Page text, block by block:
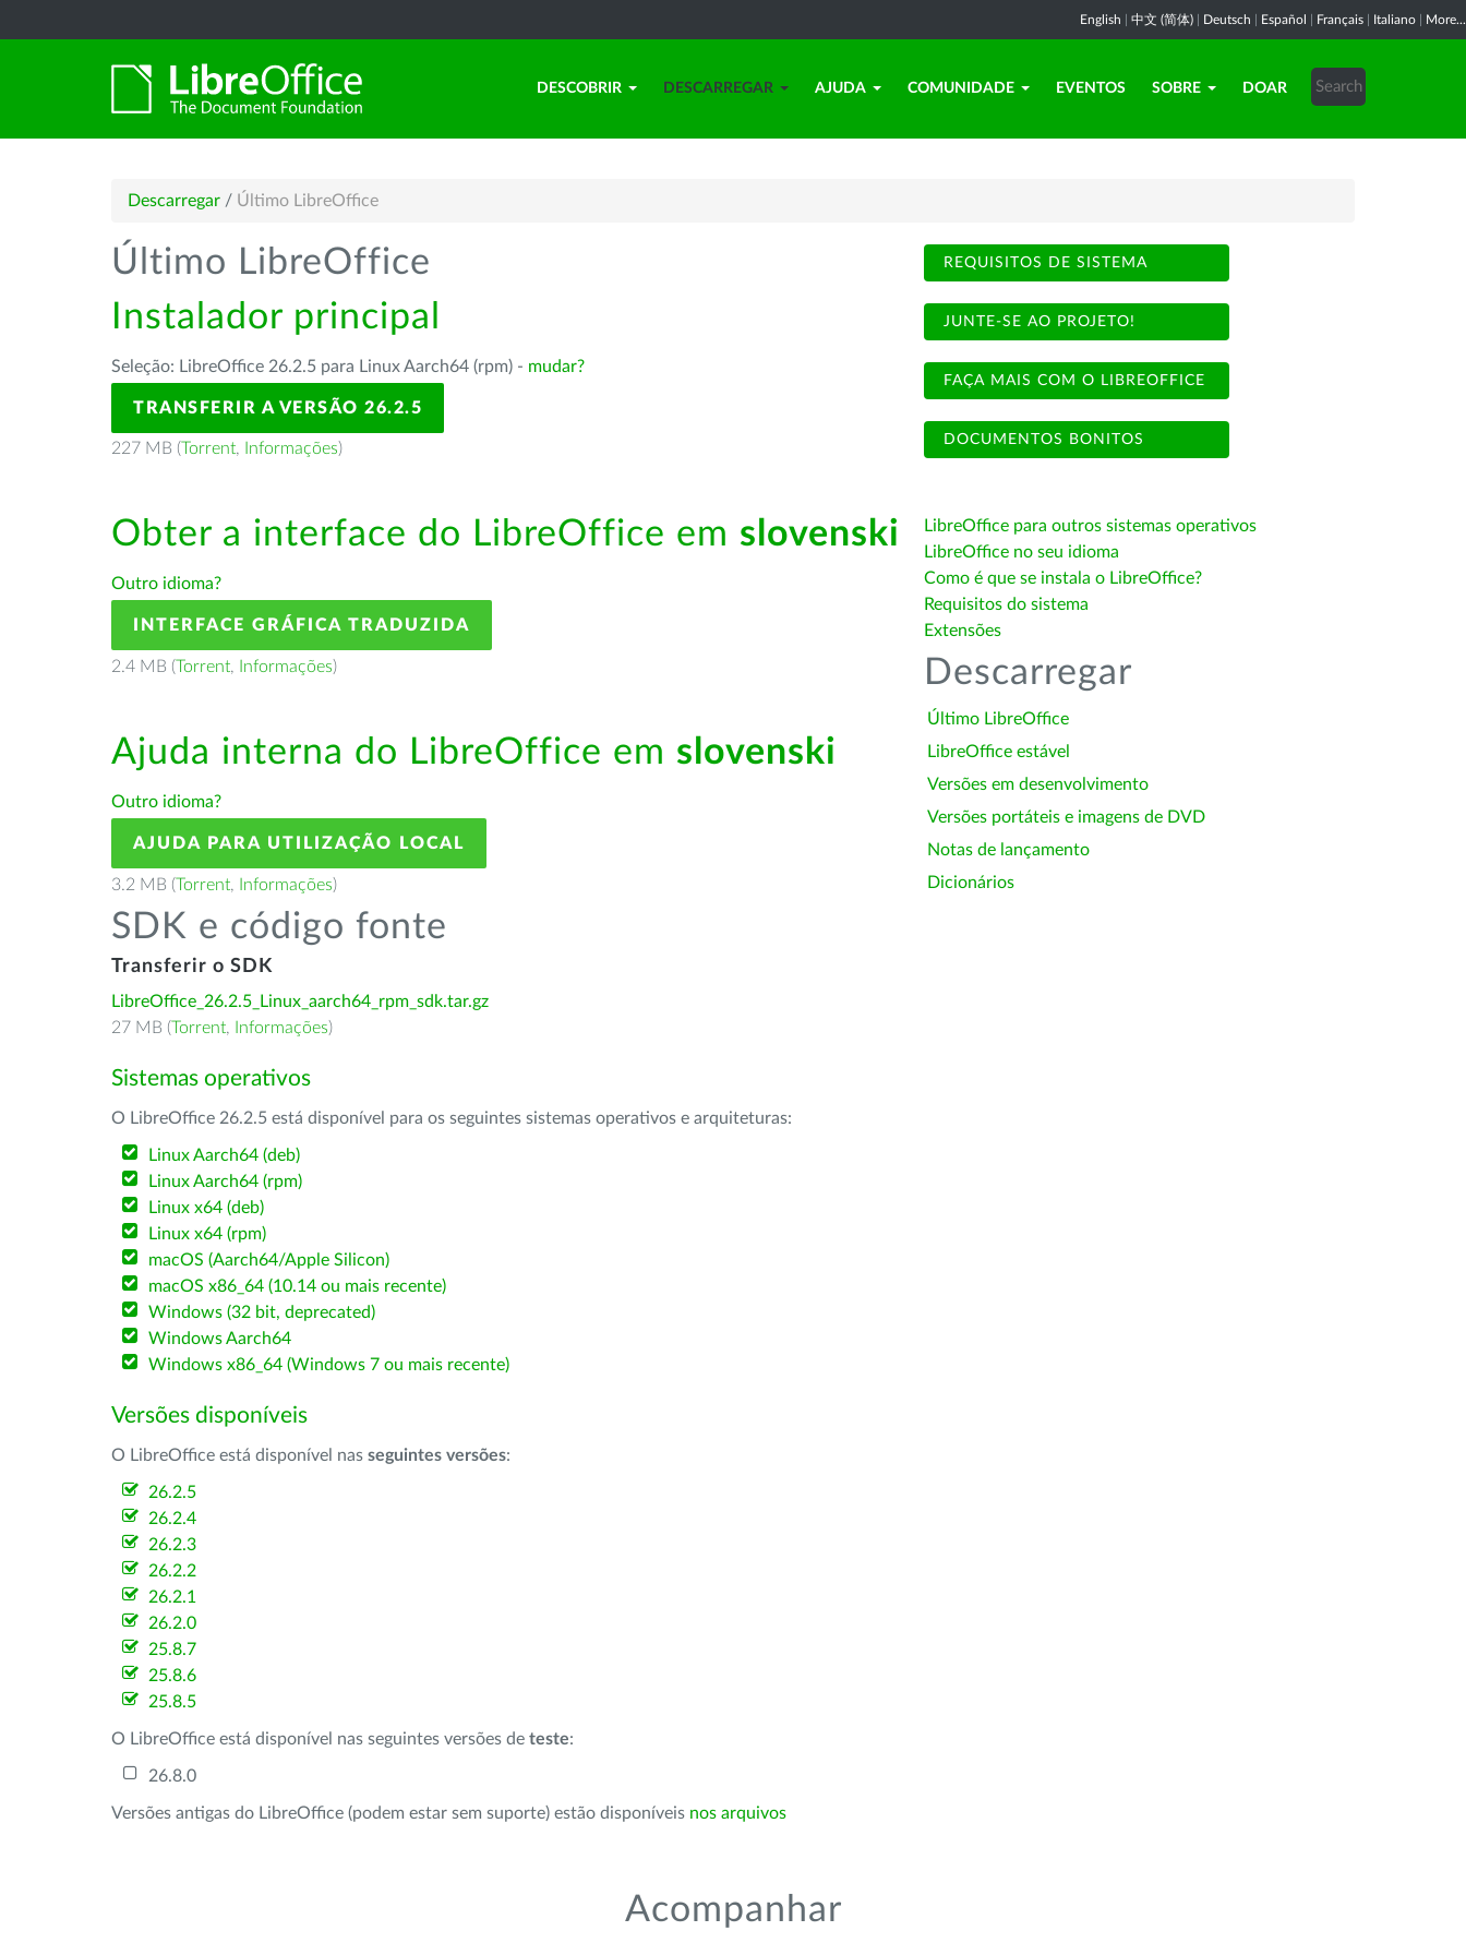
English 中文 (简体) Deutsch Español Français Italiano More...
DESCOBRIR DESCARREGAR AJUDA COMUNIDADE EVENTOS SOBRE DOAR
Descarregar / Último LibreOffice
Último LibreOffice
Instalador principal
Seleção: LibreOffice 26.2.5 para Linux Aarch64 (rpm) - mudar?
TRANSFERIR A VERSÃO 26.2.5
227 MB (Torrent, Informações)
Obter a interface do LibreOffice em slovenski
Outro idioma?
INTERFACE GRÁFICA TRADUZIDA
2.4 MB (Torrent, Informações)
Ajuda interna do LibreOffice em slovenski
Outro idioma?
AJUDA PARA UTILIZAÇÃO LOCAL
3.2 MB (Torrent, Informações)
SDK e código fonte
Transferir o SDK
LibreOffice_26.2.5_Linux_aarch64_rpm_sdk.tar.gz
27 MB (Torrent, Informações)
Sistemas operativos
O LibreOffice 26.2.5 está disponível para os seguintes sistemas operativos e arquiteturas:
Linux Aarch64 (deb)
Linux Aarch64 (rpm)
Linux x64 (deb)
Linux x64 (rpm)
macOS (Aarch64/Apple Silicon)
macOS x86_64 (10.14 ou mais recente)
Windows (32 bit, deprecated)
Windows Aarch64
Windows x86_64 (Windows 7 ou mais recente)
Versões disponíveis
O LibreOffice está disponível nas seguintes versões:
26.2.5
26.2.4
26.2.3
26.2.2
26.2.1
26.2.0
25.8.7
25.8.6
25.8.5
O LibreOffice está disponível nas seguintes versões de teste:
26.8.0
Versões antigas do LibreOffice (podem estar sem suporte) estão disponíveis nos arquivos
REQUISITOS DE SISTEMA
JUNTE-SE AO PROJETO!
FAÇA MAIS COM O LIBREOFFICE
DOCUMENTOS BONITOS
LibreOffice para outros sistemas operativos
LibreOffice no seu idioma
Como é que se instala o LibreOffice?
Requisitos do sistema
Extensões
Descarregar
Último LibreOffice
LibreOffice estável
Versões em desenvolvimento
Versões portáteis e imagens de DVD
Notas de lançamento
Dicionários
Acompanhar